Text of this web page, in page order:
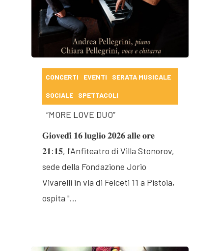
CONCERTI EVENTI SERATA MUSICALE
SOCIALE SPETTACOLI
“MORE LOVE DUO”
𝐆𝐢𝐨𝐯𝐞𝐝𝐢̀ 𝟏𝟔 𝐥𝐮𝐠𝐥𝐢𝐨 𝟐𝟎𝟐𝟔 𝐚𝐥𝐥𝐞 𝐨𝐫𝐞
𝟐𝟏:𝟏𝟓, l'Anfiteatro di Villa Stonorov,
sede della Fondazione Jorio
Vivarelli in via di Felceti 11 a Pistoia,
ospita "…